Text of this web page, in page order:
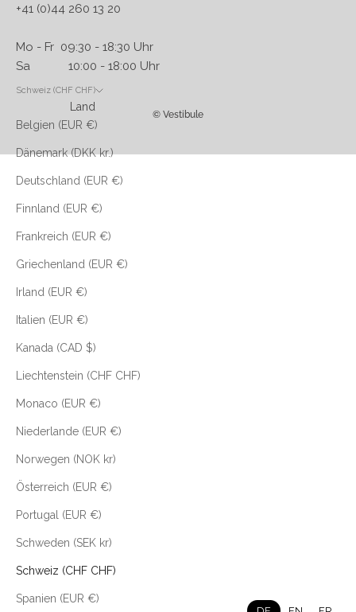
+41 (0)44 260 13 20
Mo - Fr 09:30 - 18:30 Uhr
Sa 10:00 - 18:00 Uhr
Schweiz (CHF CHF)
Land
Belgien (EUR €)
Dänemark (DKK kr.)
Deutschland (EUR €)
Finnland (EUR €)
Frankreich (EUR €)
Griechenland (EUR €)
Irland (EUR €)
Italien (EUR €)
Kanada (CAD $)
Liechtenstein (CHF CHF)
Monaco (EUR €)
Niederlande (EUR €)
Norwegen (NOK kr)
Österreich (EUR €)
Portugal (EUR €)
Schweden (SEK kr)
Schweiz (CHF CHF)
Spanien (EUR €)
© Vestibule